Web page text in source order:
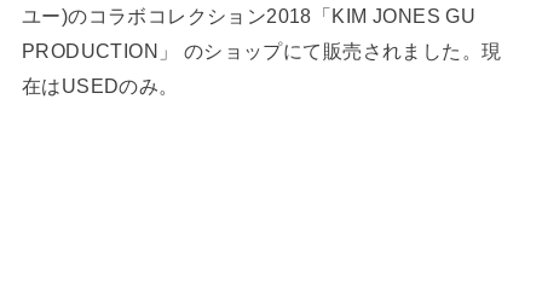
ユー)のコラボコレクション2018「KIM JONES GU
PRODUCTION」 のショップにて販売されました。現
在はUSEDのみ。